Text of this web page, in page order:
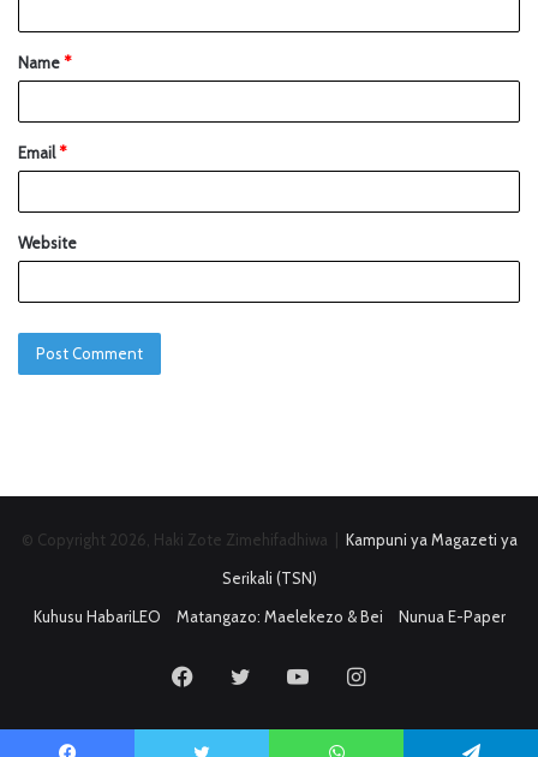
Name*
Email*
Website
© Copyright 2026, Haki Zote Zimehifadhiwa | Kampuni ya Magazeti ya
Serikali (TSN)
Kuhusu HabariLEO
Matangazo: Maelekezo & Bei Nunua E-Paper
FacebookTwitter YouTubeInstagram